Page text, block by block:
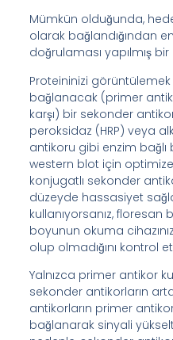
Mümkün olduğunda,
olarak bağlandığından
doğrulaması yapılmış
Proteininizi
bağlanacak (primer
karşı) bir sekonder
peroksidaz (HRP) veya
antikoru gibi enzim
western blot için
konjugatlı sekonder
düzeyde hassasiyet
kullanıyorsanız, floresan
boyunun okuma
olup olmadığını kontrol
Yalnızca primer antikor
sekonder antikorların
antikorların primer
bağlanarak sinyali